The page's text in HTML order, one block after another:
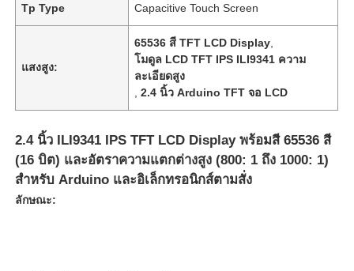
Tp Type Capacitive Touch Screen
แสงสูง:
65536 สี TFT LCD Display
โมดูล LCD TFT IPS ILI9341 ความ
ละเอียดสูง
,2.4 นิ้ว Arduino TFT จอ LCD
2.4 นิ้ว ILI9341 IPS TFT LCD Display พร้อมสี 65536 สี
(16 บิต) และอัตราความแตกต่างสูง (800: 1 ถึง 1000: 1)
สําหรับ Arduino และอิเล็กทรอนิกส์ตามสั่ง
ลักษณะ: